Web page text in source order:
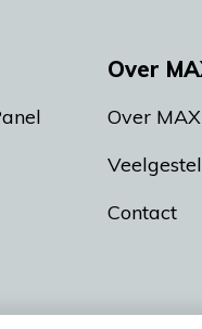
Over
Over
Contact